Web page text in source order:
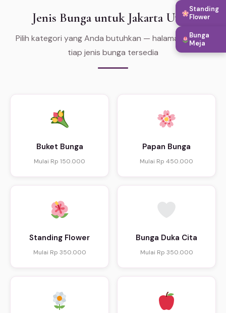
Jenis Bunga untuk Jakarta Utara
Pilih kategori yang Anda butuhkan — halaman khusus
tiap jenis bunga tersedia
Buket Bunga
Mulai Rp 150.000
Papan Bunga
Mulai Rp 450.000
Standing Flower
Mulai Rp 350.000
Bunga Duka Cita
Mulai Rp 350.000
Standing
Flower
Bunga
Meja